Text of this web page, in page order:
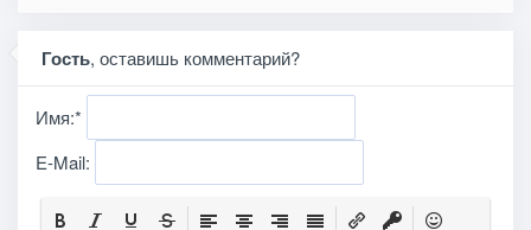
Гость, оставишь комментарий?
Имя:*
E-Mail: